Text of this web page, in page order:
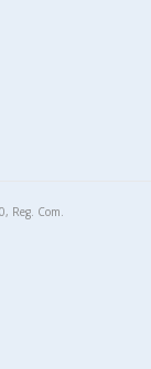
Reg. Com.